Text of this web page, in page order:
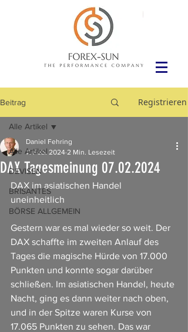
Beitrag Registrieren
Alle Artikel
DEVISEN
BRISANTES
BÖRSE ALLGEMEIN
Alle Artikel
DAX Tagesmeinung 07.02.2024
Daniel Fehring
7. Feb. 2024 2 Min. Lesezeit
DAX im asiatischen Handel
uneinheitlich
Gestern war es mal wieder so weit. Der
DAX schaffte im zweiten Anlauf des
Tages die magische Hürde von 17.000
Punkten und konnte sogar darüber
schließen. Im asiatischen Handel, heute
Nacht, ging es dann weiter nach oben,
und in der Spitze waren Kurse von
17.065 Punkten zu sehen. Das war